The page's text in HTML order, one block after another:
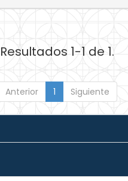
Resultados 1-1 de 1.
Anterior 1 Siguiente